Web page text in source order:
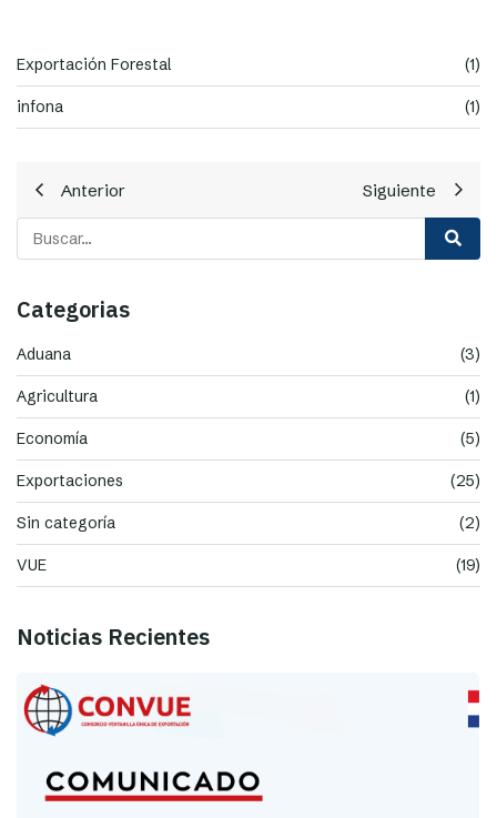
Categorias
Aduana (3)
Agricultura (1)
Economía (5)
Exportaciones (25)
Sin categoría (2)
VUE (19)
Noticias Recientes
Exportación Forestal (1)
infona (1)
Anterior Siguiente